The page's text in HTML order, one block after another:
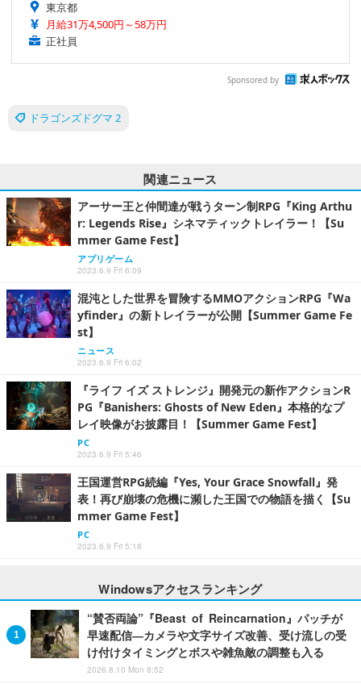
東京都
月給31万4,500円～58万円
正社員
Sponsored by
ドラゴンズドグマ 2
関連ニュース
アーサー王と仲間達が戦うターン制RPG『King Arthu
r: Legends Rise』シネマティックトレイラー！【Su
mmer Game Fest】
アプリゲーム
2023.6.9 Fri 6:09
混沌とした世界を冒険するMMOアクションRPG『Wa
yfinder』の新トレイラーが公開【Summer Game Fe
st】
ニュース
2023.6.9 Fri 6:02
『ライフ イズ ストレンジ』開発元の新作アクションR
PG『Banishers: Ghosts of New Eden』本格的なプ
レイ映像がお披露目！【Summer Game Fest】
PC
2023.6.9 Fri 5:46
王国運営RPG続編『Yes, Your Grace Snowfall』発
表！再び崩壊の危機に瀕した王国での物語を描く【Su
mmer Game Fest】
PC
2023.6.9 Fri 5:18
Windowsアクセスランキング
“賛否両論”『Beast of Reincarnation』パッチが
早速配信―カメラや文字サイズ改善、受け流しの受
け付けタイミングとボスや雑魚敵の調整も入る
2026.8.10 Mon 8:52